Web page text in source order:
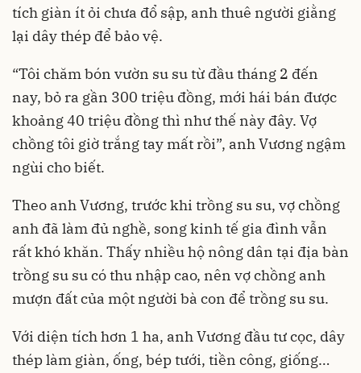
tích giàn ít ỏi chưa đổ sập, anh thuê người giằng
lại dây thép để bảo vệ.
“Tôi chăm bón vườn su su từ đầu tháng 2 đến
nay, bỏ ra gần 300 triệu đồng, mới hái bán được
khoảng 40 triệu đồng thì như thế này đây. Vợ
chồng tôi giờ trắng tay mất rồi”, anh Vương ngậm
ngùi cho biết.
Theo anh Vương, trước khi trồng su su, vợ chồng
anh đã làm đủ nghề, song kinh tế gia đình vẫn
rất khó khăn. Thấy nhiều hộ nông dân tại địa bàn
trồng su su có thu nhập cao, nên vợ chồng anh
mượn đất của một người bà con để trồng su su.
Với diện tích hơn 1 ha, anh Vương đầu tư cọc, dây
thép làm giàn, ống, bép tưới, tiền công, giống…